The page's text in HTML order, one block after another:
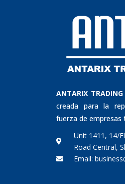
ANTARIX
creada para la
fuerza de empresas
Unit 1411, 14/
Road Central,
Email: